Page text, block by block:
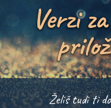
Verzi
Želiš tudi ti